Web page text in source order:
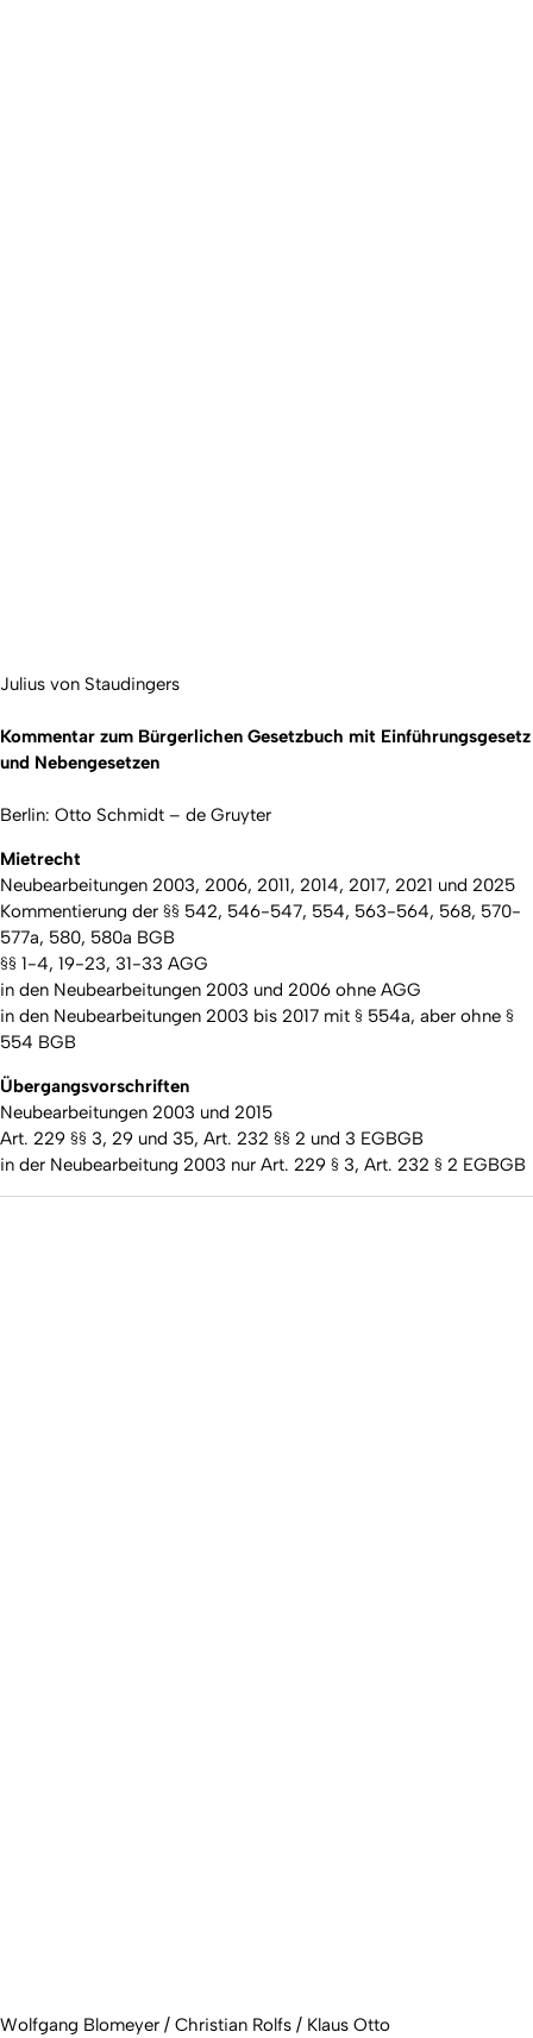
Julius von Staudingers
Kommentar zum Bürgerlichen Gesetzbuch mit Einführungsgesetz
und Nebengesetzen
Berlin: Otto Schmidt – de Gruyter
Mietrecht
Neubearbeitungen 2003, 2006, 2011, 2014, 2017, 2021 und 2025
Kommentierung der §§ 542, 546-547, 554, 563-564, 568, 570-
577a, 580, 580a BGB
§§ 1-4, 19-23, 31-33 AGG
in den Neubearbeitungen 2003 und 2006 ohne AGG
in den Neubearbeitungen 2003 bis 2017 mit § 554a, aber ohne §
554 BGB
Übergangsvorschriften
Neubearbeitungen 2003 und 2015
Art. 229 §§ 3, 29 und 35, Art. 232 §§ 2 und 3 EGBGB
in der Neubearbeitung 2003 nur Art. 229 § 3, Art. 232 § 2 EGBGB
Wolfgang Blomeyer / Christian Rolfs / Klaus Otto